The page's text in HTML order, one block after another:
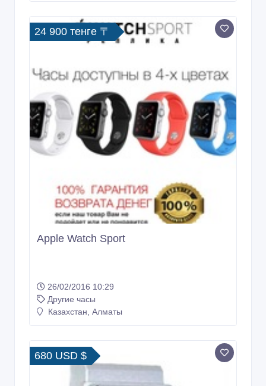
24 900 тенге 〒
Apple Watch Sport
26/02/2016 10:29
Другие часы
Казахстан, Алматы
680 USD $